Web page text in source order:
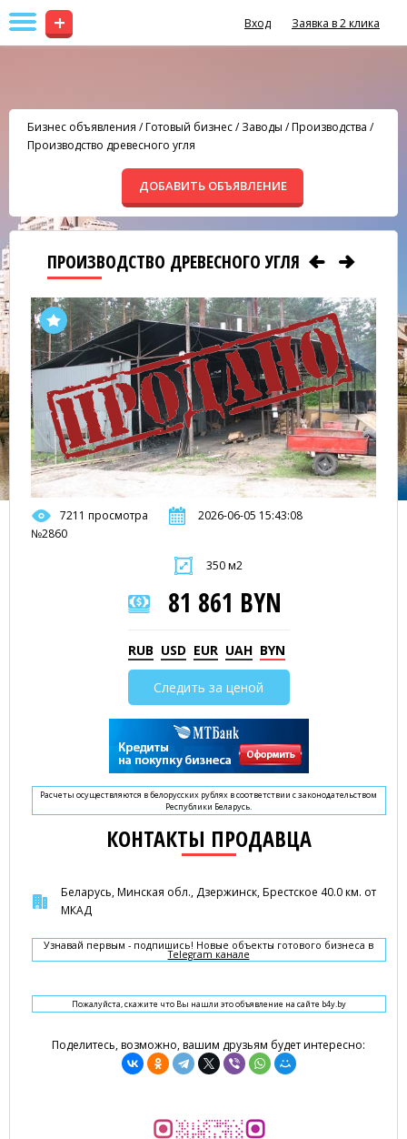
+ Вход Заявка в 2 клика
Бизнес объявления /Готовый бизнес/Заводы / Производства /
Производство древесного угля
ДОБАВИТЬ ОБЪЯВЛЕНИЕ
ПРОИЗВОДСТВО ДРЕВЕСНОГО УГЛЯ
7211 просмотра
2026-06-05 15:43:08
№2860
350 м2
81 861 BYN
RUB USD EUR UAH BYN
Следить за ценой
Расчеты осуществляются в белорусских рублях в соответствии с законодательством
Республики Беларусь.
КОНТАКТЫ ПРОДАВЦА
Беларусь, Минская обл., Дзержинск, Брестское 40.0 км. от
МКАД
Узнавай первым - подпишись! Новые объекты готового бизнеса в
Telegram канале
Пожалуйста, скажите что Вы нашли это объявление на сайте b4y.by
Поделитесь, возможно, вашим друзьям будет интересно: